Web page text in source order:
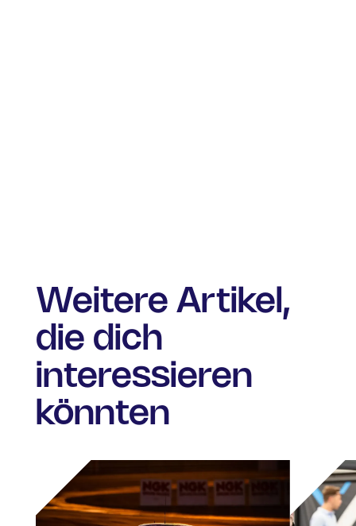
Weitere Artikel,
die dich
interessieren
könnten